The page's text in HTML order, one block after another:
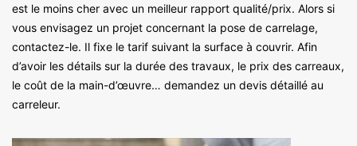
est le moins cher avec un meilleur rapport qualité/prix. Alors si
vous envisagez un projet concernant la pose de carrelage,
contactez-le. Il fixe le tarif suivant la surface à couvrir. Afin
d’avoir les détails sur la durée des travaux, le prix des carreaux,
le coût de la main-d’œuvre… demandez un devis détaillé au
carreleur.